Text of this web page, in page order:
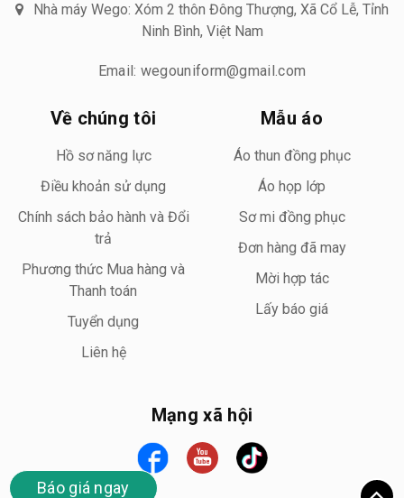
Báo giá ngay
Nhà máy Wego: Xóm 2 thôn Đông Thượng, Xã Cổ Lễ, Tỉnh
Ninh Bình, Việt Nam
Email: wegouniform@gmail.com
Về chúng tôi
Hồ sơ năng lực
Điều khoản sử dụng
Chính sách bảo hành và Đổi
trả
Phương thức Mua hàng và
Thanh toán
Tuyển dụng
Liên hệ
Mẫu áo
Áo thun đồng phục
Áo họp lớp
Sơ mi đồng phục
Đơn hàng đã may
Mời hợp tác
Lấy báo giá
Mạng xã hội